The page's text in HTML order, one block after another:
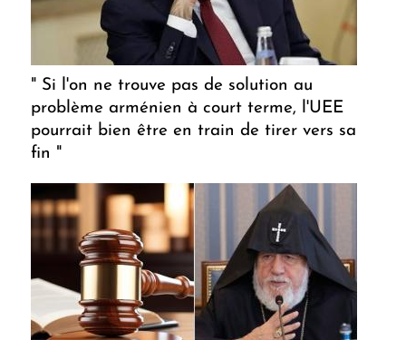
" Si l'on ne trouve pas de solution au
problème arménien à court terme, l'UEE
pourrait bien être en train de tirer vers sa
fin "